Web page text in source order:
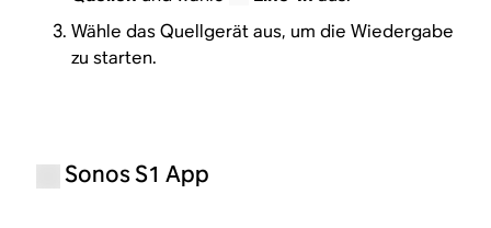
Wähle das Quellgerät aus, um die Wiedergabe
zu starten.
Sonos S1 App